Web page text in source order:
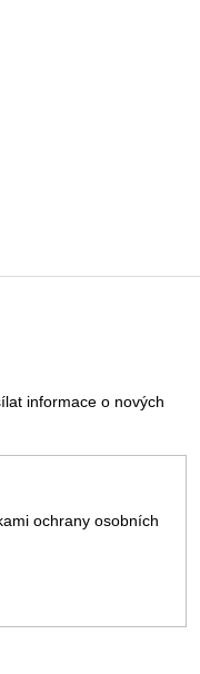
informace o nových
ochrany osobních